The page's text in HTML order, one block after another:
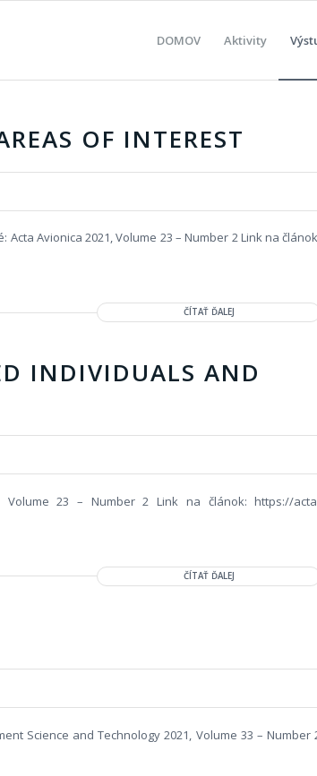
DOMOV Aktivity
OF INTEREST
Avionica 2021, Volume 23 – Number 2 Link na
ČÍTAŤ ĎALEJ
INDIVIDUALS AND
Volume 23 – Number 2 Link na článok: https://
ČÍTAŤ ĎALEJ
Science and Technology 2021, Volume 33 – Number